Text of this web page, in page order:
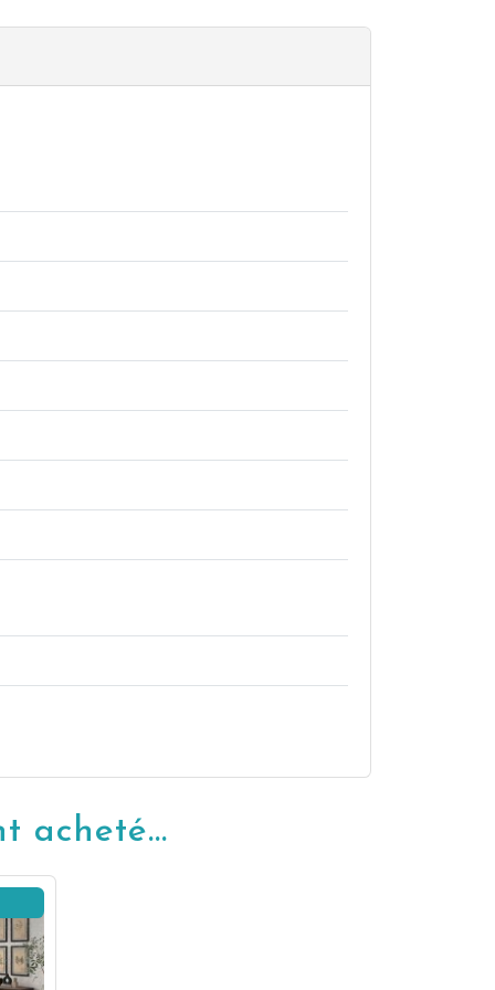
acheté...